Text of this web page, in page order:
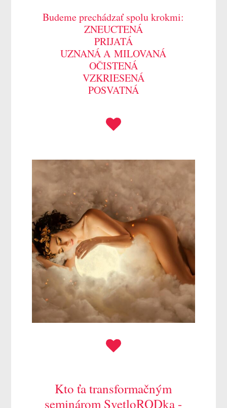
Budeme prechádzať spolu krokmi:
ZNEUCTENÁ
PRIJATÁ
UZNANÁ A MILOVANÁ
OČISTENÁ
VZKRIESENÁ
POSVATNÁ
Kto ťa transformačným
seminárom SvetloRODka -